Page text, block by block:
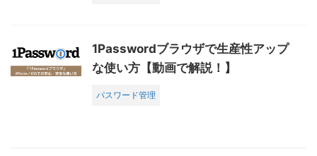
1Passwordブラウザで生産性アップ
な使い方【動画で解説！】
パスワード管理